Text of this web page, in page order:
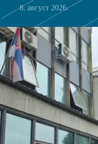
8. август 2026.